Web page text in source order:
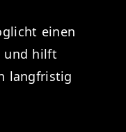
einen
und hilft
langfristig